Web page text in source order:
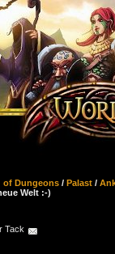
of Dungeons / Palast /
Welt :-)
Tack